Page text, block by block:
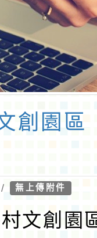
創園區
/ 無上傳附件
文創園